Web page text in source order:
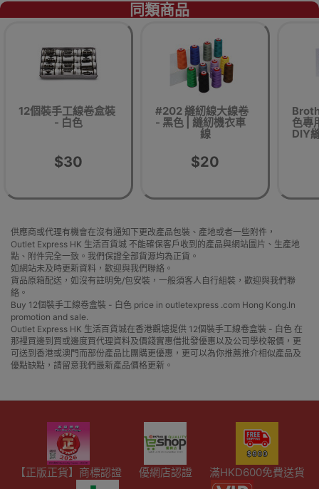
同類商品
12個裝手工線卷盒裝
- 白色
$30
#202 縫紉線大線卷
- 黑色 | 縫紉機衣車
線
$20
色專
DIY
供應商或代理有機會在沒有通知下更改產品包裝、產地或者一些附件，
Outlet Express HK 生活百貨城 不能確保客戶收到的產品與網站圖片、生產地
點、附件完全一致。我們保證全部貨源均為正貨。
如網站未及時更新資料，歡迎與我們聯絡。
貨品原箱配送，如沒有註明免/包安裝，一般須客人自行組裝，歡迎與我們聯
絡。
Buy 12個裝手工線卷盒裝 - 白色 price in outletexpress .com Hong Kong.In
promotion and sale.
Outlet Express HK 生活百貨城在香港觀塘提供 12個裝手工線卷盒裝 - 白色 在
那裡買邊到買或邊度買代理資料及價錢實惠借批發優惠以及公司學校報價，更
可送到香港或澳門而部份產品比團購更優惠，更可以為你推薦推介相似產品及
優點缺點，請留意我們最新產品價格更新。
【正版正貨】商標認證 優網店認證 滿HKD600免費送貨